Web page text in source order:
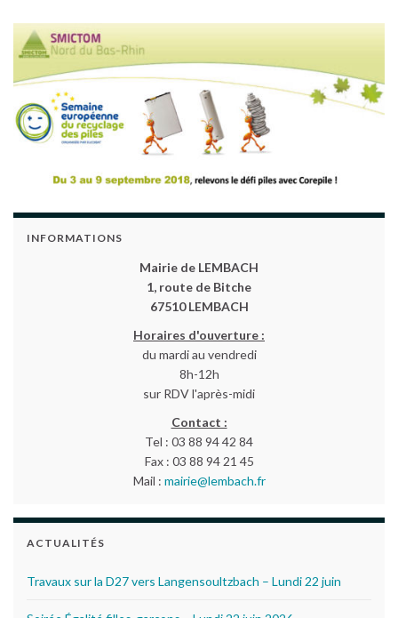
INFORMATIONS
Mairie de LEMBACH
1, route de Bitche
67510 LEMBACH
Horaires d'ouverture :
du mardi au vendredi
8h-12h
sur RDV l'après-midi
Contact :
Tel : 03 88 94 42 84
Fax : 03 88 94 21 45
Mail : mairie@lembach.fr
ACTUALITÉS
Travaux sur la D27 vers Langensoultzbach – Lundi 22 juin